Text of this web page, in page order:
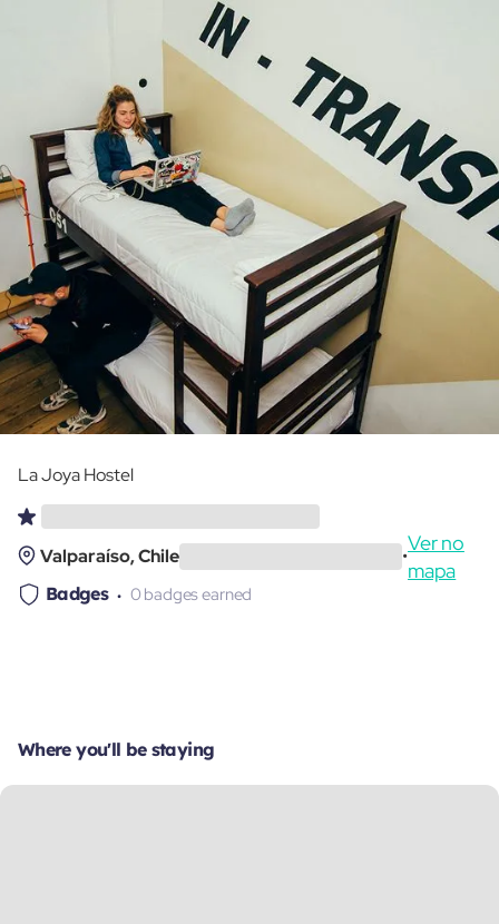
La Joya Hostel
Valparaíso, Chile •
Ver no
mapa
Badges 0 badges earned
Where you'll be staying